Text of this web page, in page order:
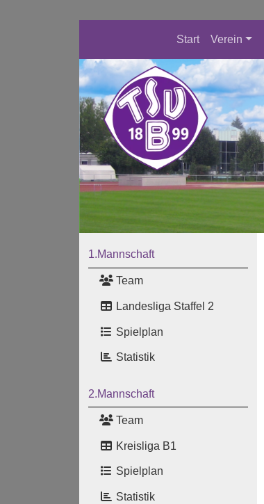
Start Verein
1.Mannschaft
Team
Landesliga Staffel 2
Spielplan
Statistik
2.Mannschaft
Team
Kreisliga B1
Spielplan
Statistik